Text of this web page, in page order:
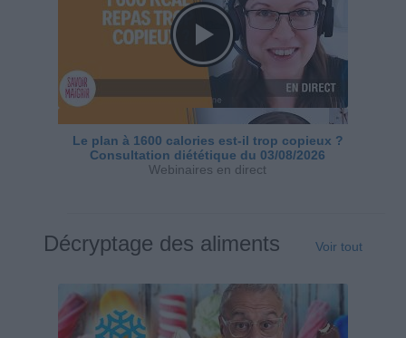
Le plan à 1600 calories est-il trop copieux ?
Consultation diététique du 03/08/2026
Webinaires en direct
Décryptage des aliments Voir tout